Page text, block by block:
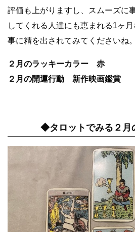
評価も上がりますし、スムーズに
してくれる人達にも恵まれる1ヶ
事に精を出されてみてくださいね。
２月のラッキーカラー 赤
２月の開運行動 新作映画鑑賞
◆タロットでみる２